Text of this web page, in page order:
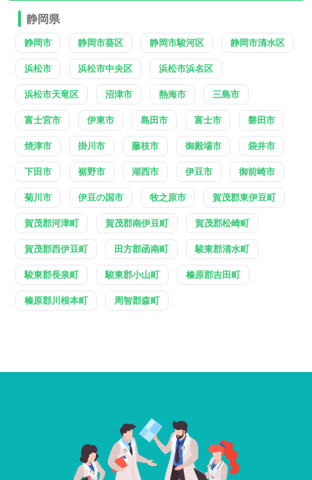
静岡県
静岡市 静岡市葵区 静岡市駿河区 静岡市清水区
浜松市 浜松市中央区 浜松市浜名区
浜松市天竜区 沼津市 熱海市 三島市
富士宮市 伊東市 島田市 富士市 磐田市
焼津市 掛川市 藤枝市 御殿場市 袋井市
下田市 裾野市 湖西市 伊豆市 御前崎市
菊川市 伊豆の国市 牧之原市 賀茂郡東伊豆町
賀茂郡河津町 賀茂郡南伊豆町 賀茂郡松崎町
賀茂郡西伊豆町 田方郡函南町 駿東郡清水町
駿東郡長泉町 駿東郡小山町 榛原郡吉田町
榛原郡川根本町 周智郡森町